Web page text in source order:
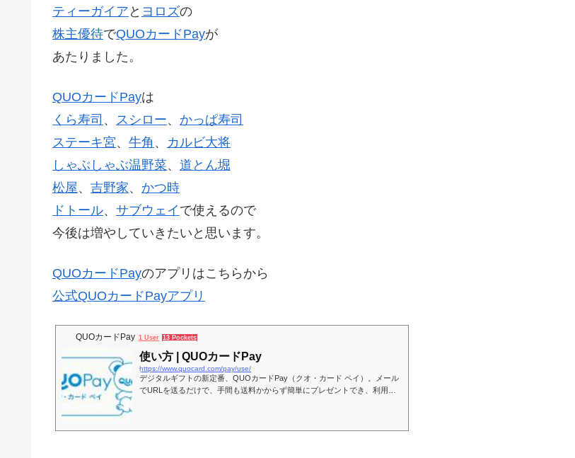
ティーガイア と ヨロズの
株主優待でQUOカードPayが
あたりました。
QUOカードPayは
くら寿司 、 スシロー、 かっぱ寿司
ステーキ宮、 牛角 、 カルビ大将
しゃぶしゃぶ温野菜、 道とん堀
松屋、 吉野家、 かつ時
ドトール、 サブウェイ で使えるので
今後は増やしていきたいと思います。
QUOカードPayのアプリはこちらから
公式QUOカードPayアプリ
QUOカードPay 1 User 13 Pockets
使い方 | QUOカードPay
https://www.quocard.com/pay/use/
デジタルギフトの新定番、QUOカードPay（クオ・カード ペイ）。メール
でURLを送るだけで、手間も送料かからず簡単にプレゼントでき、利用時